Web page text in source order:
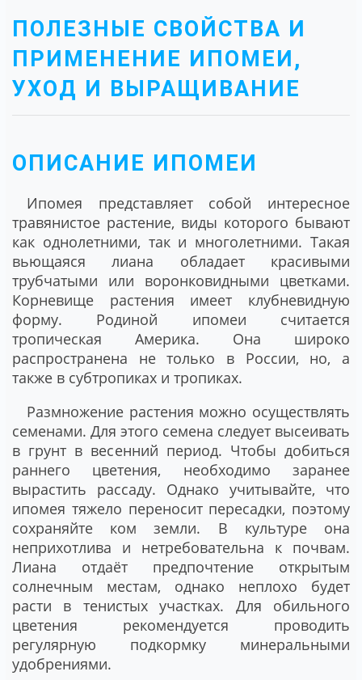
ПОЛЕЗНЫЕ СВОЙСТВА И
ПРИМЕНЕНИЕ ИПОМЕИ,
УХОД И ВЫРАЩИВАНИЕ
ОПИСАНИЕ ИПОМЕИ
Ипомея представляет собой интересное
травянистое растение, виды которого бывают
как однолетними, так и многолетними. Такая
вьющаяся лиана обладает красивыми
трубчатыми или воронковидными цветками.
Корневище растения имеет клубневидную
форму. Родиной ипомеи считается
тропическая Америка. Она широко
распространена не только в России, но, а
также в субтропиках и тропиках.
Размножение растения можно осуществлять
семенами. Для этого семена следует высеивать
в грунт в весенний период. Чтобы добиться
раннего цветения, необходимо заранее
вырастить рассаду. Однако учитывайте, что
ипомея тяжело переносит пересадки, поэтому
сохраняйте ком земли. В культуре она
неприхотлива и нетребовательна к почвам.
Лиана отдаёт предпочтение открытым
солнечным местам, однако неплохо будет
расти в тенистых участках. Для обильного
цветения рекомендуется проводить
регулярную подкормку минеральными
удобрениями.